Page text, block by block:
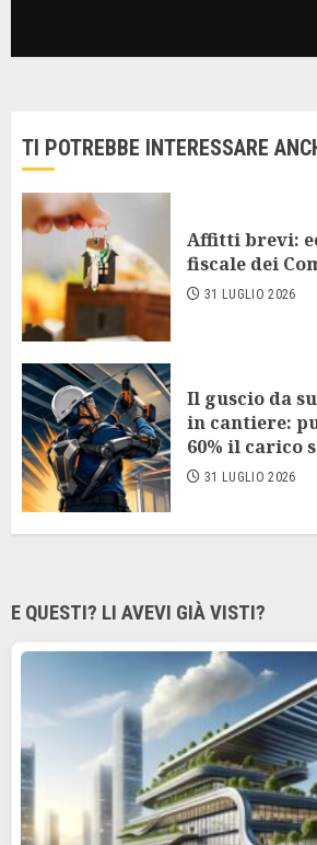
TI POTREBBE INTERESSARE
Affitti brevi:
fiscale dei
31 LUGLIO 2026
Il guscio da
in cantiere:
60% il carico
31 LUGLIO 2026
E QUESTI? LI AVEVI GIÀ VISTI?